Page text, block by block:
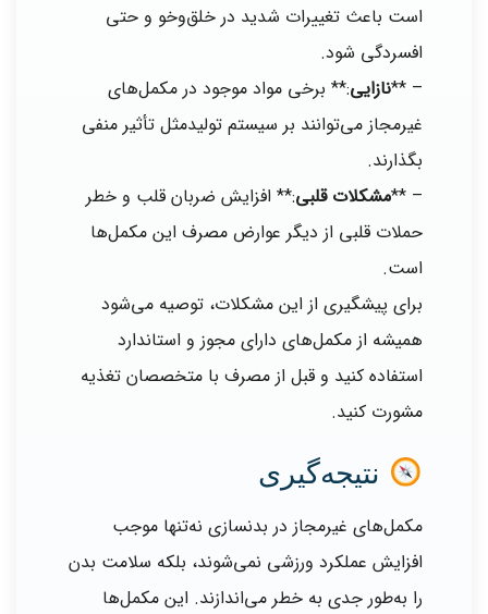
است باعث تغییرات شدید در خلق‌وخو و حتی
افسردگی شود.
– **نازایی:** برخی مواد موجود در مکمل‌های
غیرمجاز می‌توانند بر سیستم تولیدمثل تأثیر منفی
بگذارند.
– **مشکلات قلبی:** افزایش ضربان قلب و خطر
حملات قلبی از دیگر عوارض مصرف این مکمل‌ها
است.
برای پیشگیری از این مشکلات، توصیه می‌شود
همیشه از مکمل‌های دارای مجوز و استاندارد
استفاده کنید و قبل از مصرف با متخصصان تغذیه
مشورت کنید.
نتیجه‌گیری
مکمل‌های غیرمجاز در بدنسازی نه‌تنها موجب
افزایش عملکرد ورزشی نمی‌شوند، بلکه سلامت بدن
را به‌طور جدی به خطر می‌اندازند. این مکمل‌ها